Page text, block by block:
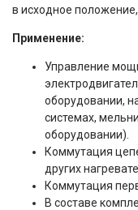
в исходное
Применение:
Управление
оборудовании,
системах,
оборудовании).
Коммутация
других
Коммутация
В составе